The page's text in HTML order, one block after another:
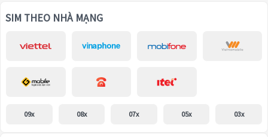
SIM THEO NHÀ MẠNG
09x 08x 07x 05x 03x